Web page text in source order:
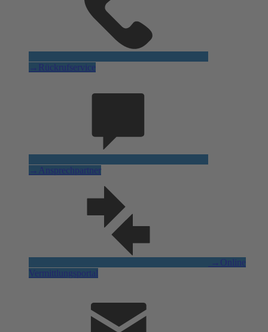
→ Rückrufservice
→ Ansprechpartner
→ Online
Vermittlungsportal